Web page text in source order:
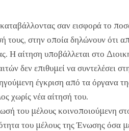
σαν εισφορά το
τους, στην οποία δηλώνουν ότι
Η αίτηση υποβάλλεται στο
δεν επιθυμεί να
έγκριση από τα όργανα
χωρίς νέα αίτησή του.
του μέλους κοινοποιούμενη
του μέλους της Ένωσης